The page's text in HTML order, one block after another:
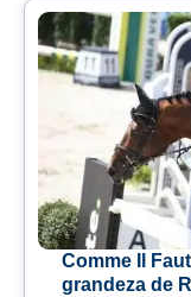
Comme Il
grandeza de